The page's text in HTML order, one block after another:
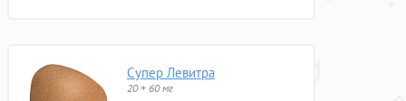
Супер Левитра
20 + 60 мг